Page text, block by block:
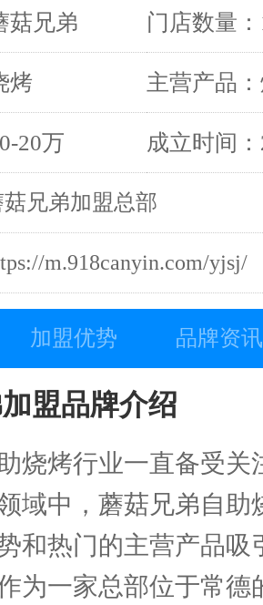
菇兄弟 门店数量
烤 主营产品
20万 成立时间
兄弟加盟总部
m.918canyin.com/yjsj/
加盟优势 品牌资讯
盟品牌介绍
烤行业一直备受关
域中，蘑菇兄弟自助
和热门的主营产品吸
为一家总部位于常德